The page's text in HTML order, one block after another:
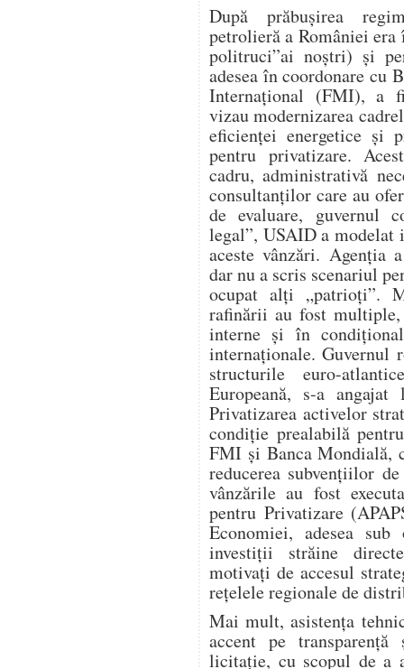
După prăbușirea
petrolieră a României era
politruci”ai noștri) și
adesea în coordonare cu
Internațional (FMI), a
vizau modernizarea
eficienței energetice și
pentru privatizare.
cadru, administrativă
consultanților care au
de evaluare, guvernul
legal”, USAID a
aceste vânzări. Agenția
dar nu a scris scenariul
ocupat alți „patrioți”.
rafinării au fost
interne și în
internaționale. Guvernul
structurile euro-
Europeană, s-a
Privatizarea activelor
condiție prealabilă
FMI și Banca Mondială,
reducerea subvențiilor
vânzările au fost
pentru Privatizare
Economiei, adesea
investiții străine
motivați de accesul
rețelele regionale de
Mai mult, asistența
accent pe
licitație, cu scopul de a